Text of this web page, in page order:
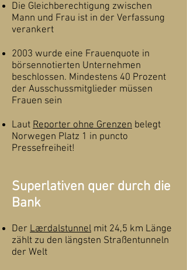
Die Gleichberechtigung zwischen
Mann und Frau ist in der Verfassung
verankert
2003 wurde eine Frauenquote in
börsennotierten Unternehmen
beschlossen. Mindestens 40 Prozent
der Ausschussmitglieder müssen
Frauen sein
Laut Reporter ohne Grenzen belegt
Norwegen Platz 1 in puncto
Pressefreiheit!
Superlativen quer durch die
Bank
Der Lærdalstunnel mit 24,5 km Länge
zählt zu den längsten Straßentunneln
der Welt